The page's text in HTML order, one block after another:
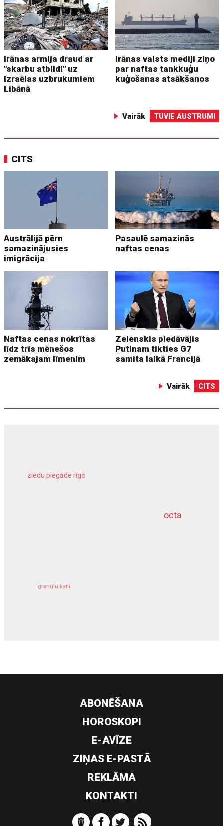
Irānas armija draud ar
"skarbu atbildi" uz
Izraēlas uzbrukumiem
Libānā
Irānas valsts mediji ziņo
par naftas tankkuģu
kuģošanas atsākšanos
Vairāk TUVIE AUSTRUMI
CITS
Austrālijā pērn
samazinājusies
imigrācija
Pasaulē samazinās
naftas cenas
Naftas cenas nokrītas
līdz trīs mēnešos
zemākajam līmenim
Zelenskis piedāvājis
Putinam tikties G7
samita laikā Francijā
Vairāk CITS
octa
ziedu piegāde rīgā
granulu katli
dziļurbums
ABONĒŠANA
HOROSKOPI
E-AVĪZE
ZIŅAS E-PASTĀ
REKLĀMA
KONTAKTI